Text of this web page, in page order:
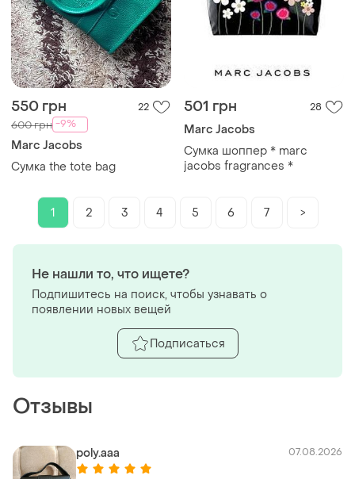
550 грн 22
600 грн -9%
Marc Jacobs
Сумка the tote bag
501 грн 28
Marc Jacobs
Сумка шоппер * marc
jacobs fragrances *
1 2 3 4 5 6 7 >
Отзывы
poly.aaa 07.08.2026
Не нашли то, что ищете?
Подпишитесь на поиск, чтобы узнавать о
появлении новых вещей
Подписаться